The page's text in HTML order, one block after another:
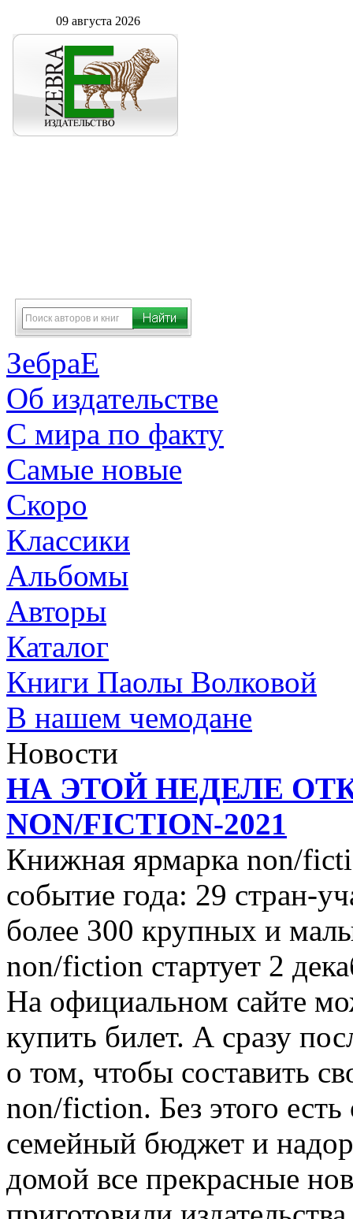
09 августа 2026
ЗебраЕ
Об издательстве
С мира по факту
Самые новые
Скоро
Классики
Альбомы
Авторы
Каталог
Книги Паолы Волковой
В нашем чемодане
Новости
НА ЭТОЙ НЕДЕЛЕ
NON/FICTION-2021
Книжная ярмарка non/
событие года: 29 стран-
более 300 крупных и
non/fiction стартует 2
На официальном сайте
купить билет. А сразу
о том, чтобы составить
non/fiction. Без этого есть
семейный бюджет и
домой все прекрасные